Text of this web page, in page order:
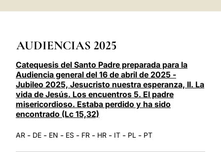
AUDIENCIAS 2025
Catequesis del Santo Padre preparada para la
Audiencia general del 16 de abril de 2025 -
Jubileo 2025, Jesucristo nuestra esperanza, II. La
vida de Jesús. Los encuentros 5. El padre
misericordioso. Estaba perdido y ha sido
encontrado (Lc 15,32)
AR - DE - EN - ES - FR - HR - IT - PL - PT